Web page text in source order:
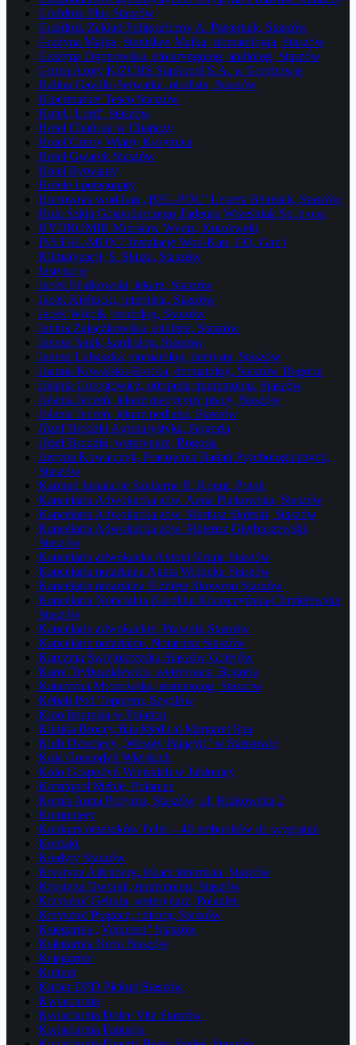
Grafdruk Plus Staszów
Grafdruk Zakład Poligraficzny A. Pasternak, Staszów
Grażyna Majka, Stanisław Majka, stomatologia, Staszów
Grażyna Ogonowska, otolaryngolog, audiolog, Staszów
Grupa Azoty KiZCHS Siarkopol S.A. w Grzybowie
Halina Gawlik-Serwatka, okulista, Staszów
Hipermarket Tesco Staszów
Hotel „Lord” Staszów
Hotel Chańcza w Chańczy
Hotel Cztery Wiatry Korytnica
Hotel Gwarek Staszów
Hotel Rytwiany
Hotele i pensjonaty
Hurtownia wod-kan „BEL-POL” Leszek Belusiak, Staszów
Huta Szkła Gospodarczego Tadeusz Wrześniak Sp. z o.o.
HYDROMIR Mirosław Wyraz, Kurozwęki
INSTAL-MONT Instalacje Wod-Kan, CO, Gaz i
Klimatyzacji, S. Skuza, Staszów
Instytucje
Jacek Fijałkowski, lekarz, Staszów
Jacek Kiełtucki, internista, Staszów
Jacek Wójcik, neurolog, Staszów
Janina Zajączkowska, okulista, Staszów
Janusz Janik, kardiolog, Staszów
Janusz Lubaszka, stomatolog, dentysta, Staszów
Joanna Kowalska-Brocka, dermatolog, Staszów Bogoria
Jolanta Gorostowicz, ortopeda traumatolog, Staszów
Jolanta Jeczeń, lekarz medycyny pracy, Staszów
Jolanta Jeczeń, lekarz pediatra, Staszów
Józef Brodzki Agroturystyka, Bogoria
Józef Brodzki, weterynarz, Bogoria
Justyna Kowalczyk, Pracownia Badań Psychologicznych,
Staszów
Kamrad Instalacje Sanitarne R. Kogut, Potok
Kancelaria Adwokacka adw. Anna Piątkowska, Staszów
Kancelaria Adwokacka adw. Mariusz Skórski, Staszów
Kancelaria Adwokacka adw. Mateusz Gierbuszewski,
Staszów
Kancelaria adwokacka Antoni Krupa Staszów
Kancelaria notarialna Agata Widanka Staszów
Kancelaria notarialna Elżbieta Skowron Staszów
Kancelaria Notarialna Karolina Kluszczyńska-Chmielewska
Staszów
Kancelarie adwokackie. Prawnik Staszów
Kancelarie notarialne. Notariusz Staszów
Karczma Świętokrzyska Staszów Golejów
Karol Trybuszkiewicz, weterynarz, Bogoria
Katarzyna Mrozowska, stomatolog, Staszów
Kebab Pod Toporem, Szydłów
Kino Impresja w Połańcu
Klinika Broccy filia Medical Margaret Spa
Klub Dziecięcy „Wesoły Pajacyk” w Staszowie
Koła Gospodyń Wiejskich
Koło Gospodyń Wiejskich w Jabłonicy
Komfopol Meble, Połaniec
Komis Anna Podyma, Staszów, ul. Krakowska 2
Komputery
Konkurs orzeszków Felix – 40 netbooków do wygrania
Kontakt
Kredyty Staszów
Krystyna Altenberg, lekarz internista, Staszów
Krystyna Dworak, reumatolog, Staszów
Krzysztof Gębura, weterynarz, Połaniec
Krzysztof Pragacz, chirurg, Staszów
Księgarnia „Volumen” Staszów
Księgarnia Nova Staszów
Księgarnie
Kultura
Kurier DPD Pickup Staszów
Kwiaciarnia
Kwiaciarnia Dolce Vita Staszów
Kwiaciarnia Fantazja